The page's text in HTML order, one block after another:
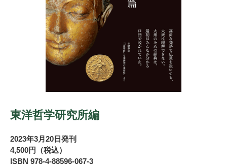
東洋哲学研究所編
2023年3月20日発刊
4,500円（税込）
ISBN 978-4-88596-067-3